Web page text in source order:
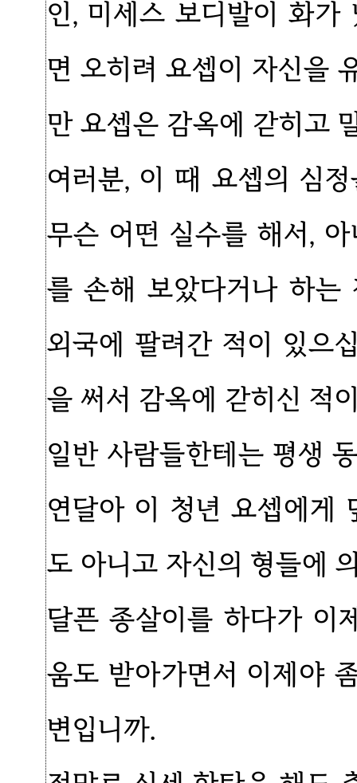
인, 미세스 보디발이 화
면 오히려 요셉이 자신을
만 요셉은 감옥에 갇히고
여러분, 이 때 요셉의 심
무슨 어떤 실수를 해서,
를 손해 보았다거나 하는
외국에 팔려간 적이 있으
을 써서 감옥에 갇히신 적
일반 사람들한테는 평생
연달아 이 청년 요셉에게
도 아니고 자신의 형들에
달픈 종살이를 하다가 이
움도 받아가면서 이제야
변입니까.